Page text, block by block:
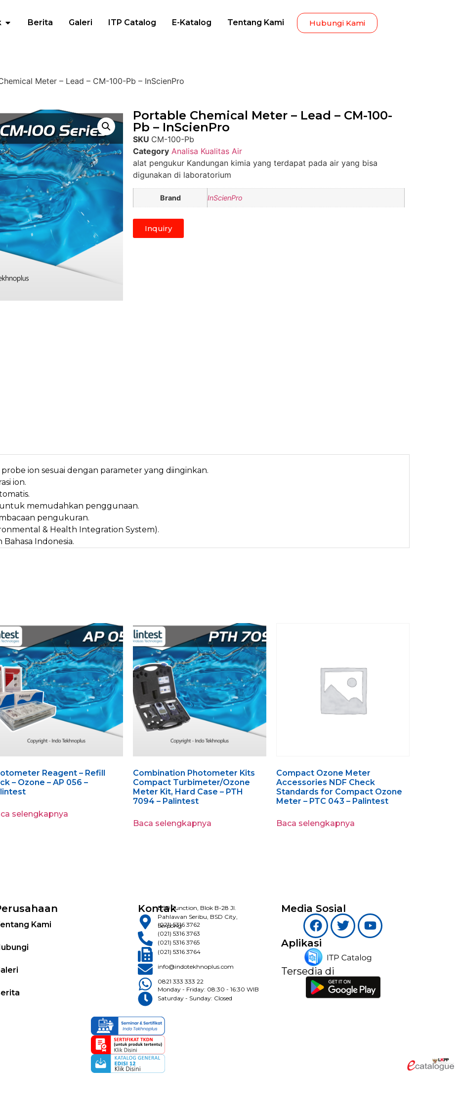
Berita Galeri ITP Catalog E-Katalog Tentang Kami Hubungi Kami
Meter – Lead – CM-100-Pb – InScienPro
Portable Chemical Meter – Lead – CM-100-
Pb – InScienPro
SKU CM-100-Pb
Category Analisa Kualitas Air
alat pengukur Kandungan kimia yang terdapat pada air yang bisa
digunakan di laboratorium
Brand InScienPro
Inquiry
ion sesuai dengan parameter yang diinginkan.
ion.
memudahkan penggunaan.
pengukuran.
& Health Integration System).
Indonesia.
Reagent – Refill
– Ozone – AP 056 –
selengkapnya
Combination Photometer Kits
Compact Turbimeter/Ozone
Meter Kit, Hard Case – PTH
7094 – Palintest
Baca selengkapnya
Compact Ozone Meter
Accessories NDF Check
Standards for Compact Ozone
Meter – PTC 043 – Palintest
Baca selengkapnya
Kami
KontakBSD Junction, Blok B-28 Jl.
Pahlawan Seribu, BSD City,
Serpong
(021) 5316 3762
(021) 5316 3763
(021) 5316 3765
(021) 5316 3764
info@indotekhnoplus.com
0821 333 333 22
Monday - Friday: 08:30 - 16:30 WIB
Saturday - Sunday: Closed
Media Sosial
Aplikasi
Tersedia di